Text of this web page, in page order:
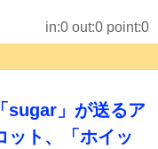
in:0 out:0 point:0
sugar」が送るア
ット、「ホイッ